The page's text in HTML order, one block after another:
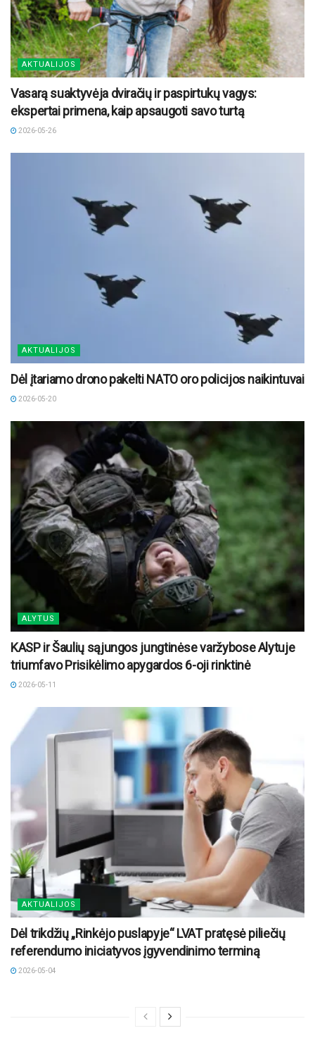
AKTUALIJOS
Vasarą suaktyvėja dviračių ir paspirtukų vagys:
ekspertai primena, kaip apsaugoti savo turtą
2026-05-26
AKTUALIJOS
Dėl įtariamo drono pakelti NATO oro policijos naikintuvai
2026-05-20
ALYTUS
KASP ir Šaulių sąjungos jungtinėse varžybose Alytuje
triumfavo Prisikėlimo apygardos 6-oji rinktinė
2026-05-11
AKTUALIJOS
Dėl trikdžių „Rinkėjo puslapyje“ LVAT pratęsė piliečių
referendumo iniciatyvos įgyvendinimo terminą
2026-05-04